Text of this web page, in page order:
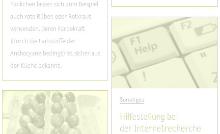
Päckchen lassen sich zum Beispiel
auch rote Rüben oder Rotkraut
verwenden. Deren Färbekraft
(durch die Farbstoffe der
Anthocyane bedingt) ist sicher aus
der Küche bekannt.
Sonstiges
Hilfestellung bei
der Internetrecherche